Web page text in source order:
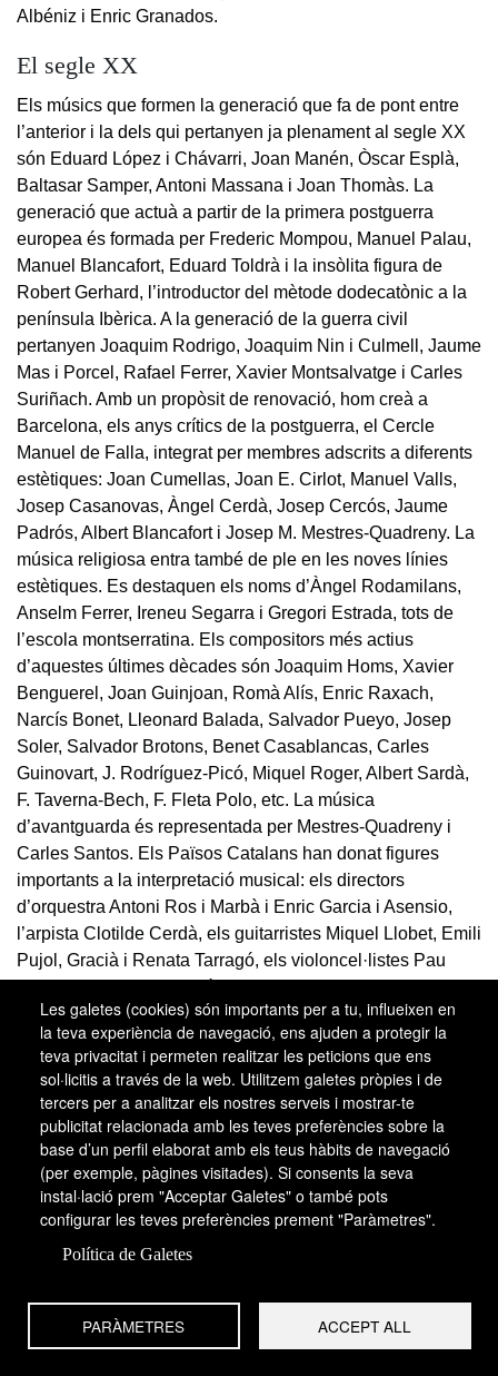
Albéniz i Enric Granados.
El segle XX
Els músics que formen la generació que fa de pont entre
l’anterior i la dels qui pertanyen ja plenament al segle XX
són Eduard López i Chávarri, Joan Manén, Òscar Esplà,
Baltasar Samper, Antoni Massana i Joan Thomàs. La
generació que actuà a partir de la primera postguerra
europea és formada per Frederic Mompou, Manuel Palau,
Manuel Blancafort, Eduard Toldrà i la insòlita figura de
Robert Gerhard, l’introductor del mètode dodecatònic a la
península Ibèrica. A la generació de la guerra civil
pertanyen Joaquim Rodrigo, Joaquim Nin i Culmell, Jaume
Mas i Porcel, Rafael Ferrer, Xavier Montsalvatge i Carles
Suriñach. Amb un propòsit de renovació, hom creà a
Barcelona, els anys crítics de la postguerra, el Cercle
Manuel de Falla, integrat per membres adscrits a diferents
estètiques: Joan Cumellas, Joan E. Cirlot, Manuel Valls,
Josep Casanovas, Àngel Cerdà, Josep Cercós, Jaume
Padrós, Albert Blancafort i Josep M. Mestres-Quadreny. La
música religiosa entra també de ple en les noves línies
estètiques. Es destaquen els noms d’Àngel Rodamilans,
Anselm Ferrer, Ireneu Segarra i Gregori Estrada, tots de
l’escola montserratina. Els compositors més actius
d’aquestes últimes dècades són Joaquim Homs, Xavier
Benguerel, Joan Guinjoan, Romà Alís, Enric Raxach,
Narcís Bonet, Lleonard Balada, Salvador Pueyo, Josep
Soler, Salvador Brotons, Benet Casablancas, Carles
Guinovart, J. Rodríguez-Picó, Miquel Roger, Albert Sardà,
F. Taverna-Bech, F. Fleta Polo, etc. La música
d’avantguarda és representada per Mestres-Quadreny i
Carles Santos. Els Països Catalans han donat figures
importants a la interpretació musical: els directors
d’orquestra Antoni Ros i Marbà i Enric Garcia i Asensio,
l’arpista Clotilde Cerdà, els guitarristes Miquel Llobet, Emili
Pujol, Gracià i Renata Tarragó, els violoncel·listes Pau
Marçal Cervera i Lluís Claret, els violinistes Joan Manén,
Francesc Costa, Joan Massià, Eduard Toldrà, Antoni
Brosa, Xavier Turull, Montserrat Cervera, Gonçal Comellas
i Gerard Claret, els organistes Joan Suñé i Sintes i
Montserrat Torrent, els pianistes Isaac Albéniz, Enric
Granados, Joaquim Malats, Ricard Viñas, Leopold Querol,
Josep Iturbi, Alícia de Larrocha, Rosa Sabater i Eulàlia
Solé, el flautista Salvador Gratacòs i els cantants Francesc
Viñas, Maria Barrientos, Concepció Supervia, Hipòlit
Lázaro, Concepció Badia, Victòria dels Àngels, Montserrat
Joan Pons, Eduard Giménez i Dalmau González. El Servei
de Música de la Generalitat de Catalunya, creat dins el
Les galetes (cookies) són importants per a tu, influeixen en
la teva experiència de navegació, ens ajuden a protegir la
teva privacitat i permeten realitzar les peticions que ens
sol·licitis a través de la web. Utilitzem galetes pròpies i de
tercers per a analitzar els nostres serveis i mostrar-te
publicitat relacionada amb les teves preferències sobre la
base d’un perfil elaborat amb els teus hàbits de navegació
(per exemple, pàgines visitades). Si consents la seva
instal·lació prem "Acceptar Galetes" o també pots
configurar les teves preferències prement "Paràmetres".
Política de Galetes
PARÀMETRES ACCEPT ALL